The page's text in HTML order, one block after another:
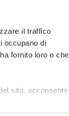
il traffico
occupano di
fornito loro o che
sito, acconsente
De Corato
0652997615